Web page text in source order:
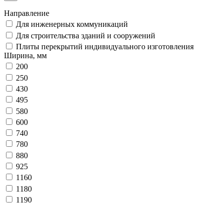
Направление
Для инженерных коммуникаций
Для строительства зданий и сооружений
Плиты перекрытий индивидуального изготовления
Ширина, мм
200
250
430
495
580
600
740
780
880
925
1160
1180
1190